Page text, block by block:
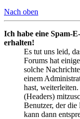
Nach oben
Ich habe eine Spam-
erhalten!
Es tut uns leid,
Forums hat
solche
einem
hast,
(Headers)
Benutzer, der
kann dann